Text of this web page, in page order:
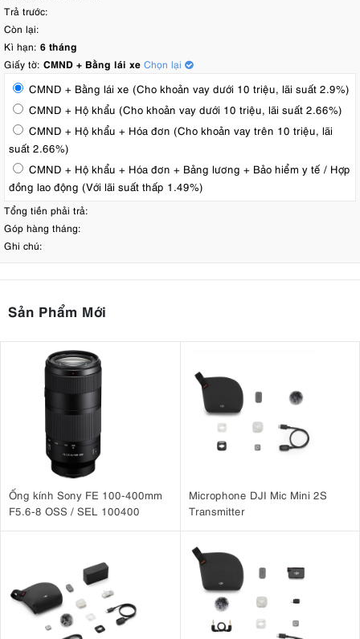
Trả trước:
Còn lại:
Kì hạn: 6 tháng
Giấy tờ: CMND + Bằng lái xe Chọn lại
CMND + Bằng lái xe (Cho khoản vay dưới 10 triệu, lãi suất 2.9%)
CMND + Hộ khẩu (Cho khoản vay dưới 10 triệu, lãi suất 2.66%)
CMND + Hộ khẩu + Hóa đơn (Cho khoản vay trên 10 triệu, lãi
suất 2.66%)
CMND + Hộ khẩu + Hóa đơn + Bảng lương + Bảo hiểm y tế / Hợp
đồng lao động (Với lãi suất thấp 1.49%)
Tổng tiền phải trả:
Góp hàng tháng:
Ghi chú:
Sản Phẩm Mới
Ống kính Sony FE 100-400mm
F5.6-8 OSS / SEL 100400
Microphone DJI Mic Mini 2S
Transmitter